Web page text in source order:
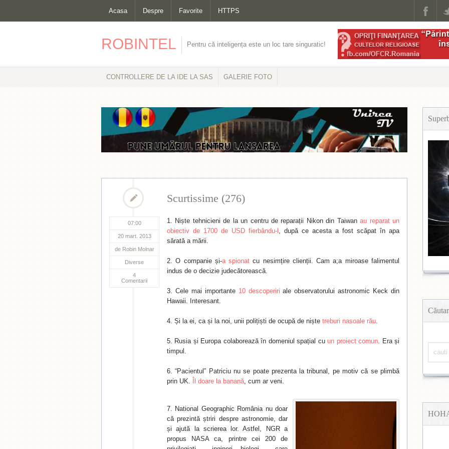
Acasa Despre Favorite HTTPS
ROBINTEL Pentru că inteligența este un loc tare singuratic!
CONTROLLERE DE LA IDE LA SAS GALERIE FOTO
07:00
20 mart. 2013
de Robin Molnar
Diverse
4
Comentarii
Scurtissime (276)
Niște tehnicieni de la un centru de reparații Nikon din Taiwanau reparat un
obiectiv de 1700 de USD fierbându-l , după ce acesta a fost scăpat în apa
sărată a mării.
O companie și-a spionat cu nesimțire clienții. Cam a;a miroase falimentul
indus de o decizie judecătorească.
Cele mai importante 10 descoperiri ale observatorului astronomic Keck din
Hawaii. Interesant.
Și la ei, ca și la noi, unii polițiști de ocupă de niște treburi nasoale rău.
Rusia și Europa colaborează în domeniul spațial cuun proiect comun. Era și
timpul.
“Pacientul” Patriciu nu se poate prezenta la tribunal, pe motiv că se plimbă
prin UK.
Îl doare la banană, cum ar veni.
National Geographic România nu doar
că prezintă ștriri despre astronomie, dar
și ajută la scrierea lor. Astfel, NGR a
propus NASA ca, printre cei 200 de